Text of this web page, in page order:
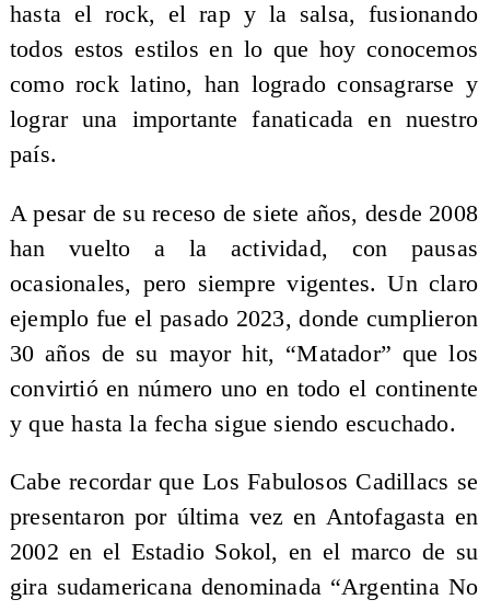
hasta el rock, el rap y la salsa, fusionando
todos estos estilos en lo que hoy conocemos
como rock latino, han logrado consagrarse y
lograr una importante fanaticada en nuestro
país.
A pesar de su receso de siete años, desde 2008
han vuelto a la actividad, con pausas
ocasionales, pero siempre vigentes. Un claro
ejemplo fue el pasado 2023, donde cumplieron
30 años de su mayor hit, “Matador” que los
convirtió en número uno en todo el continente
y que hasta la fecha sigue siendo escuchado.
Cabe recordar que Los Fabulosos Cadillacs se
presentaron por última vez en Antofagasta en
2002 en el Estadio Sokol, en el marco de su
gira sudamericana denominada “Argentina No